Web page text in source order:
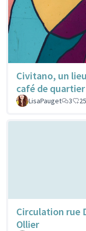
Civitano, un
café de
LisaPauget
3 25
Circulation rue
Ollier